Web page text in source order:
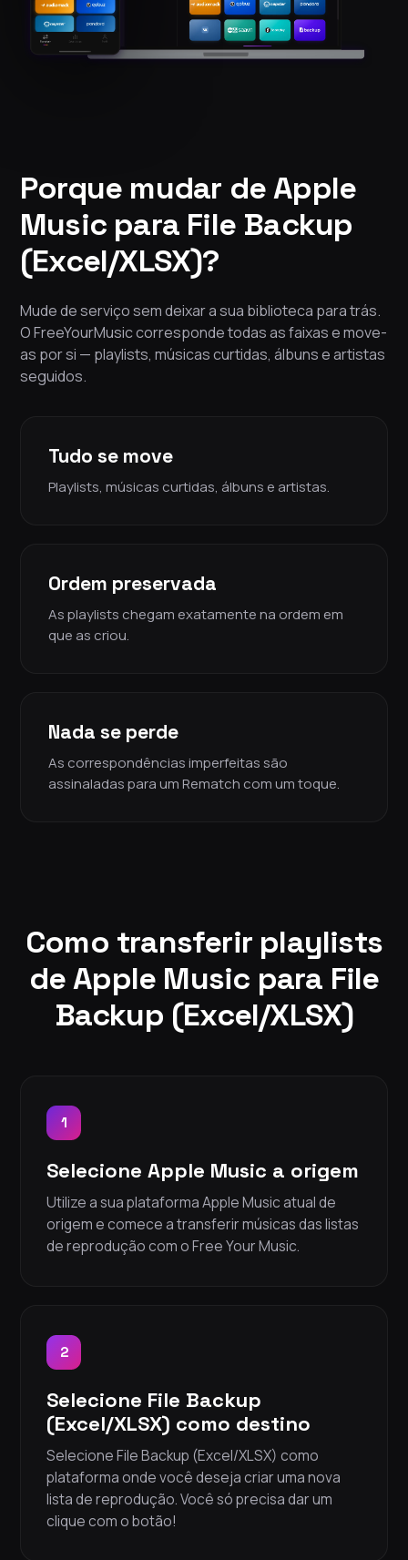
Porque mudar de Apple
Music para File Backup
(Excel/XLSX)?
Mude de serviço sem deixar a sua biblioteca para trás.
O FreeYourMusic corresponde todas as faixas e move-
as por si — playlists, músicas curtidas, álbuns e artistas
seguidos.
Tudo se move
Playlists, músicas curtidas, álbuns e artistas.
Ordem preservada
As playlists chegam exatamente na ordem em
que as criou.
Nada se perde
As correspondências imperfeitas são
assinaladas para um Rematch com um toque.
Como transferir playlists
de Apple Music para File
Backup (Excel/XLSX)
1
Selecione Apple Music a origem
Utilize a sua plataforma Apple Music atual de
origem e comece a transferir músicas das listas
de reprodução com o Free Your Music.
2
Selecione File Backup
(Excel/XLSX) como destino
Selecione File Backup (Excel/XLSX) como
plataforma onde você deseja criar uma nova
lista de reprodução. Você só precisa dar um
clique com o botão!